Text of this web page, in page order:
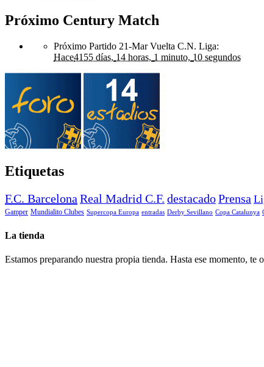
Próximo Century Match
Próximo Partido 21-Mar Vuelta C.N. Liga:
Hace4155 días, 14 horas, 1 minuto, 10 segundos
Etiquetas
F.C. Barcelona Real Madrid C.F. destacadoPrensa
Gamper Mundialito Clubes Supercopa Europa entradas Derby Sevillano Copa Catalunya
La tienda
Estamos preparando nuestra propia tienda. Hasta ese momento, te